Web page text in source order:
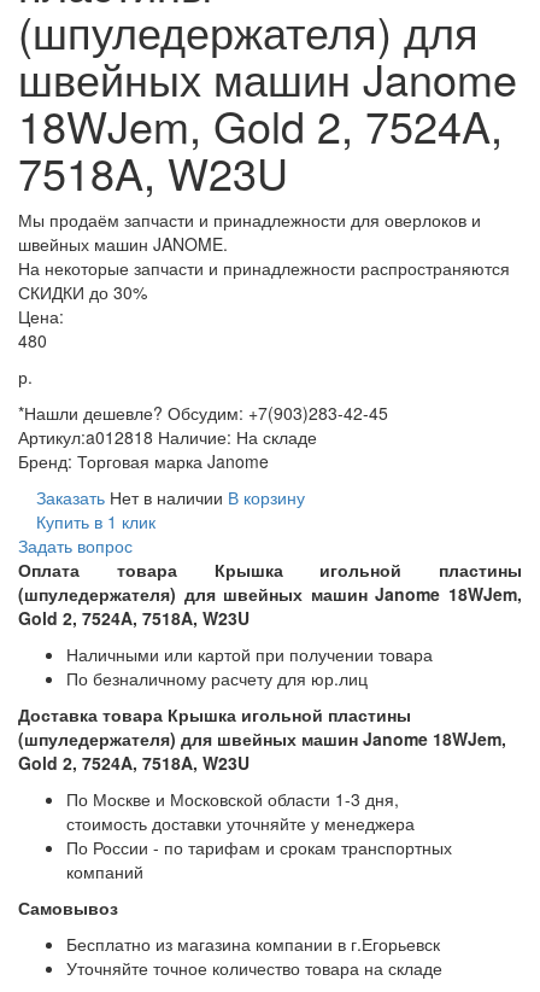
(шпуледержателя) для
швейных машин Janome
18WJem, Gold 2, 7524A,
7518A, W23U
Мы продаём запчасти и принадлежности для оверлоков и
швейных машин JANOME.
На некоторые запчасти и принадлежности распространяются
СКИДКИ до 30%
Цена:
480
р.
*Нашли дешевле? Обсудим: +7(903)283-42-45
Артикул:a012818 Наличие: На складе
Бренд: Торговая марка Janome
Заказать Нет в наличии В корзину
Купить в 1 клик
Задать вопрос
Оплата товара Крышка игольной пластины
(шпуледержателя) для швейных машин Janome 18WJem,
Gold 2, 7524A, 7518A, W23U
Наличными или картой при получении товара
По безналичному расчету для юр.лиц
Доставка товара Крышка игольной пластины
(шпуледержателя) для швейных машин Janome 18WJem,
Gold 2, 7524A, 7518A, W23U
По Москве и Московской области 1-3 дня,
стоимость доставки уточняйте у менеджера
По России - по тарифам и срокам транспортных
компаний
Самовывоз
Бесплатно из магазина компании в г.Егорьевск
Уточняйте точное количество товара на складе